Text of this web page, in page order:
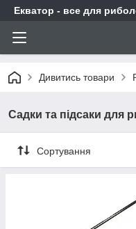
Екватор - все для
Дивитись товари
Садки та підсаки для
Сортування